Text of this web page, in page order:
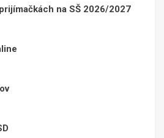
na SŠ 2026/2027